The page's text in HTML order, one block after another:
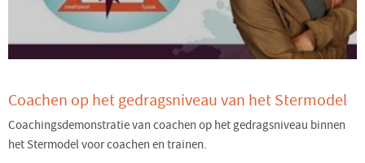
Coachen op het gedragsniveau van het Stermodel
Coachingsdemonstratie van coachen op het gedragsniveau binnen
het Stermodel voor coachen en trainen.